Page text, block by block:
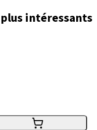
intéressants